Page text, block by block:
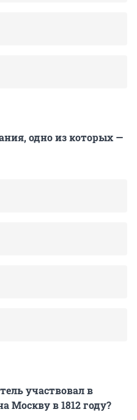
одно из которых —
участвовал в
Москву в 1812 году?